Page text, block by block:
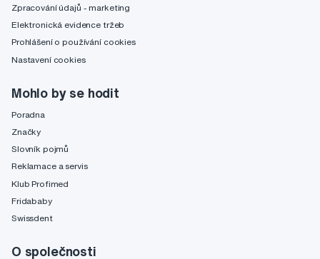
Zpracování údajů - marketing
Elektronická evidence tržeb
Prohlášení o používání cookies
Nastavení cookies
Mohlo by se hodit
Poradna
Značky
Slovník pojmů
Reklamace a servis
Klub Profimed
Fridababy
Swissdent
O společnosti